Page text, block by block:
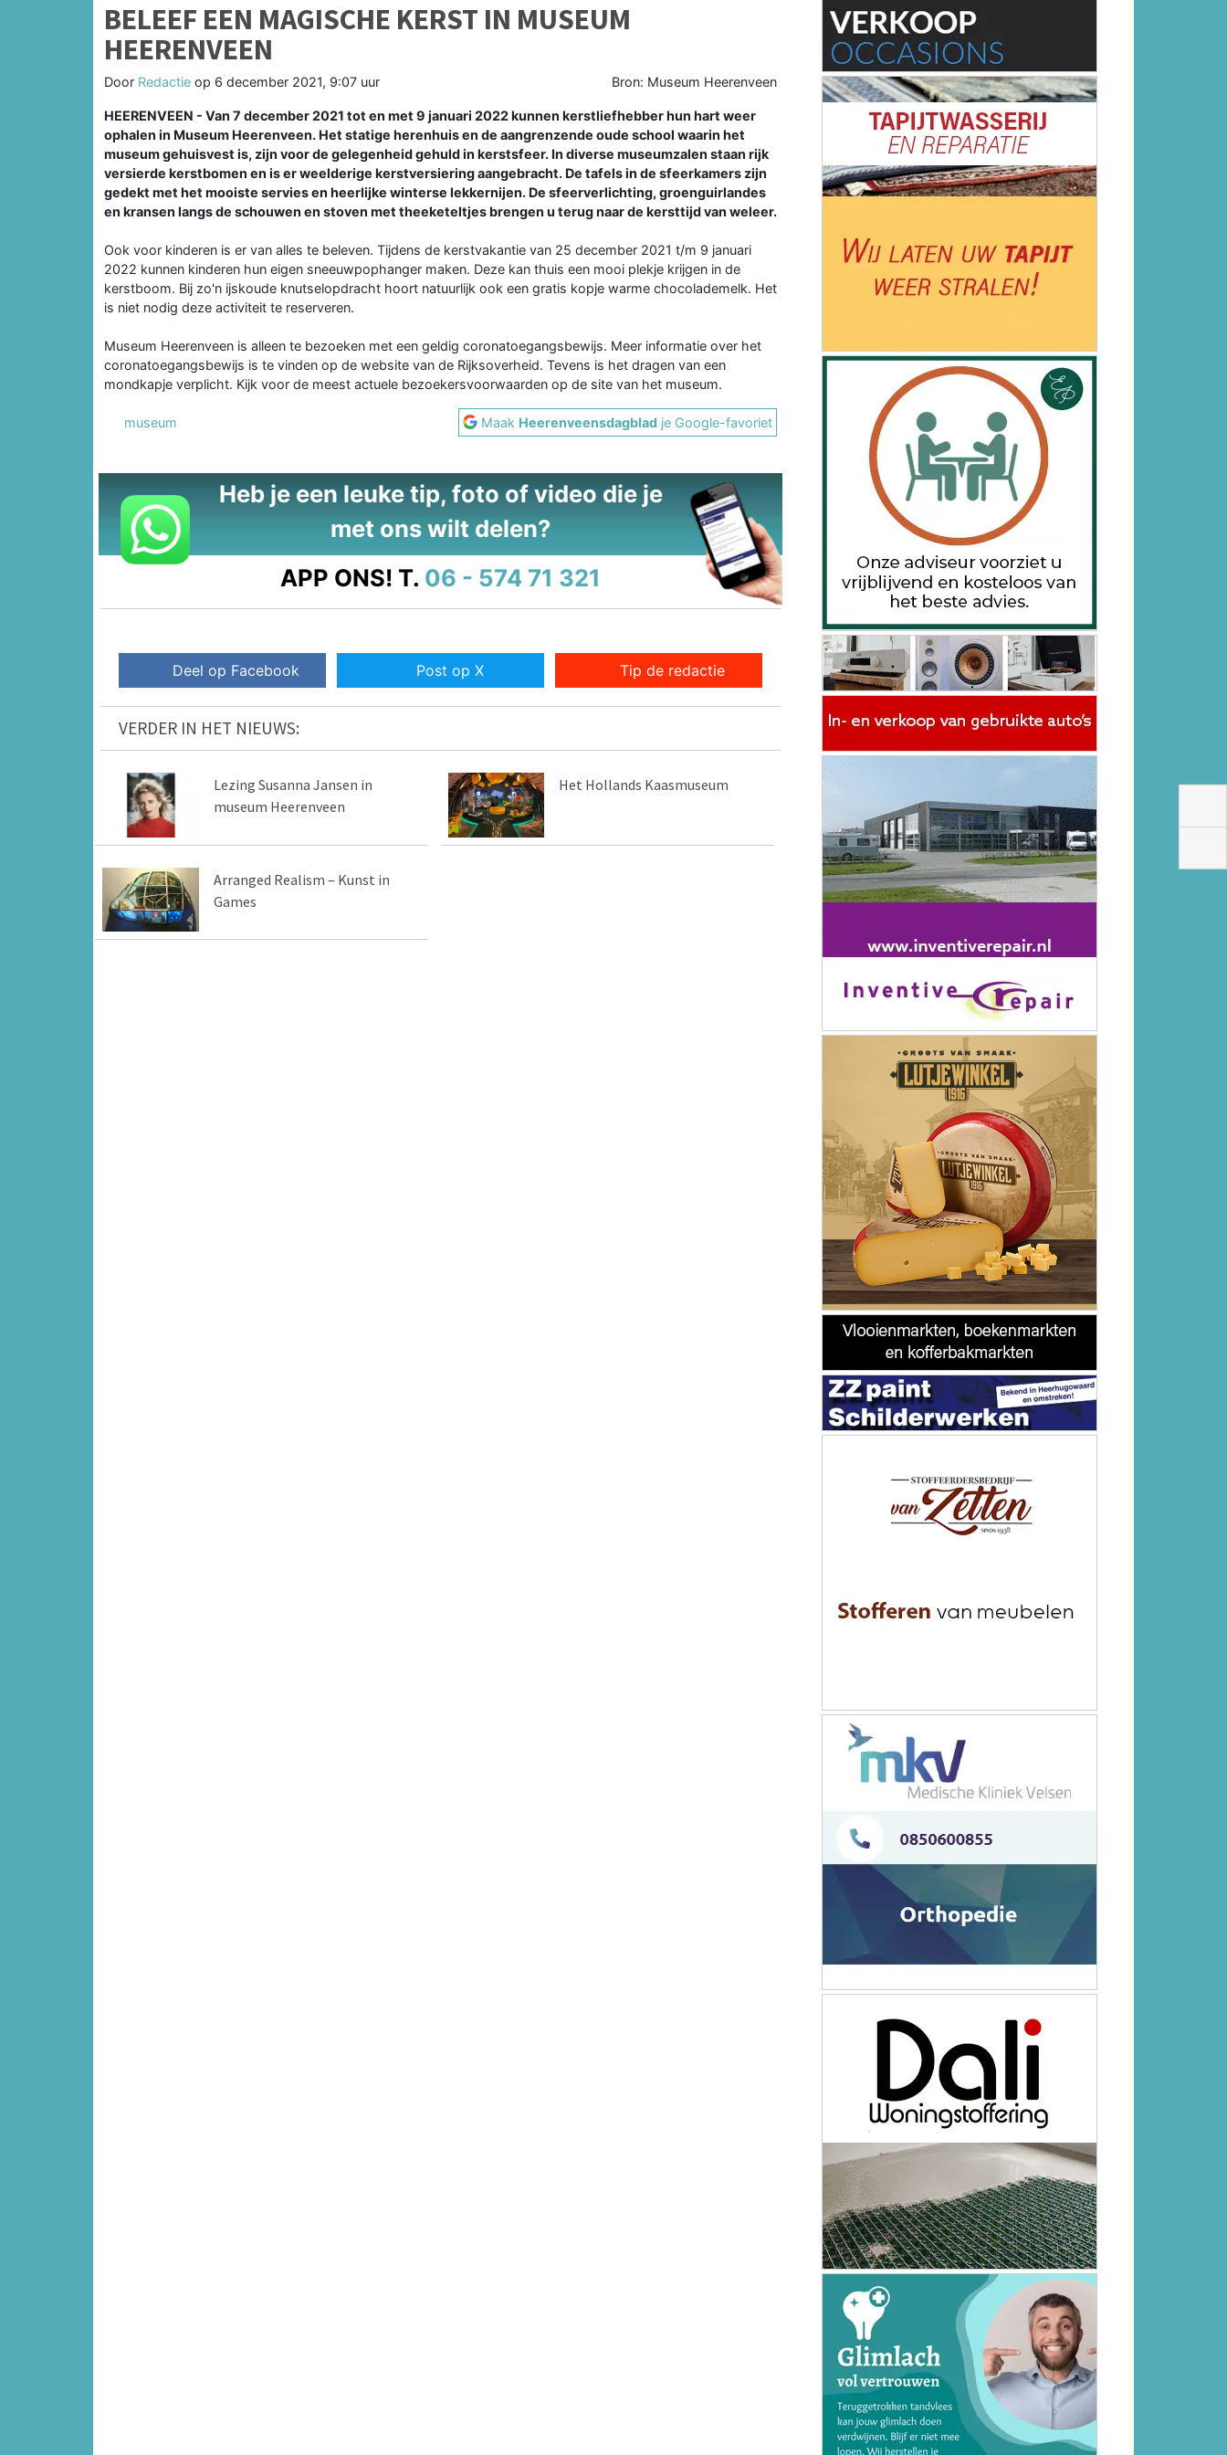
BELEEF EEN MAGISCHE KERST IN MUSEUM
HEERENVEEN
Door Redactie op 6 december 2021, 9:07 uur Bron: Museum Heerenveen
HEERENVEEN - Van 7 december 2021 tot en met 9 januari 2022 kunnen kerstliefhebber hun hart weer
ophalen in Museum Heerenveen. Het statige herenhuis en de aangrenzende oude school waarin het
museum gehuisvest is, zijn voor de gelegenheid gehuld in kerstsfeer. In diverse museumzalen staan rijk
versierde kerstbomen en is er weelderige kerstversiering aangebracht. De tafels in de sfeerkamers zijn
gedekt met het mooiste servies en heerlijke winterse lekkernijen. De sfeerverlichting, groenguirlandes
en kransen langs de schouwen en stoven met theeketeltjes brengen u terug naar de kersttijd van weleer.
Ook voor kinderen is er van alles te beleven. Tijdens de kerstvakantie van 25 december 2021 t/m 9 januari
2022 kunnen kinderen hun eigen sneeuwpophanger maken. Deze kan thuis een mooi plekje krijgen in de
kerstboom. Bij zo'n ijskoude knutselopdracht hoort natuurlijk ook een gratis kopje warme chocolademelk. Het
is niet nodig deze activiteit te reserveren.
Museum Heerenveen is alleen te bezoeken met een geldig coronatoegangsbewijs. Meer informatie over het
coronatoegangsbewijs is te vinden op de website van de Rijksoverheid. Tevens is het dragen van een
mondkapje verplicht. Kijk voor de meest actuele bezoekersvoorwaarden op de site van het museum.
museum Maak Heerenveensdagblad je Google-favoriet
Heb je een leuke tip, foto of video die je
met ons wilt delen?
APP ONS! T. 06 - 574 71 321
Deel op Facebook Post op X Tip de redactie
VERDER IN HET NIEUWS:
Lezing Susanna Jansen in
museum Heerenveen
Het Hollands Kaasmuseum
Arranged Realism – Kunst in
Games